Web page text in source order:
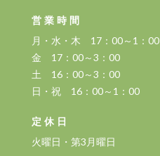
営業時間
月・水・木 17：00～1：00
金 17：00～3：00
土 16：00～3：00
日・祝 16：00～1：00
定休日
火曜日・第3月曜日